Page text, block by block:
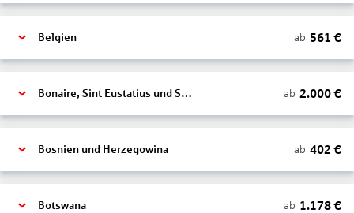
Belgien ab 561 €
Bonaire, Sint Eustatius und Saba ab 2.000€
Bosnien und Herzegowina ab 402 €
Botswana ab 1.178€